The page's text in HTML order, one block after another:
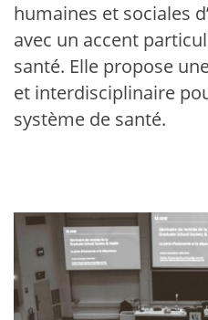
humaines et sociales
avec un accent
santé. Elle propose
et interdisciplinaire
système de santé.